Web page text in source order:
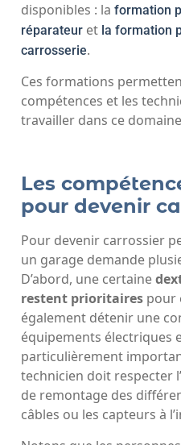
disponibles : la formation
réparateur et la formation
carrosserie.
Ces formations
compétences et les
travailler dans ce
Les
pour devenir
Pour devenir carrossier
un garage demande
D’abord, une certaine
restent prioritaires pour
également détenir une
équipements électriques
particulièrement
technicien doit respecter
de remontage des
câbles ou les capteurs à